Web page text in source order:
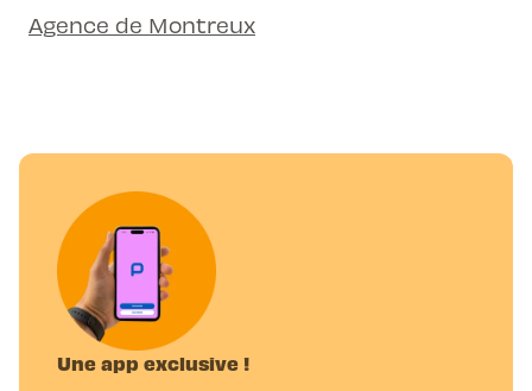
Agence de Montreux
Une app exclusive !